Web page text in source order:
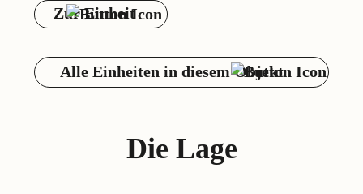
Zur Einheit
Alle Einheiten in diesem Objekt
Die Lage